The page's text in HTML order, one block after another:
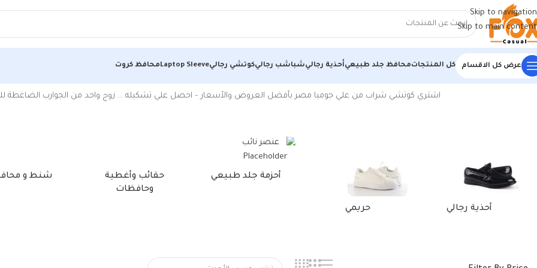
Skip to navigation
Skip to main content
عرض كل الاقسام كل المنتجاتمحافظ جلد طبيعيأحذية رجاليشباشب رجاليكوتشي رجاليLaptop Sleeveمحافظ كروت
الرئيسية/منتجات تحت الوسم “كوتشي شراب رجالي”
اشتري كوتشي شراب من علي جوميا مصر بأفضل العروض والأسعار – احصل علي تشكيله … زوج واحد من الجوارب الضاغطة للرجال والنساء 20-30 مللي متر
أحزمة جلد طبيعي
حقائب وأغطية
وحافظات
شنط و محافظ